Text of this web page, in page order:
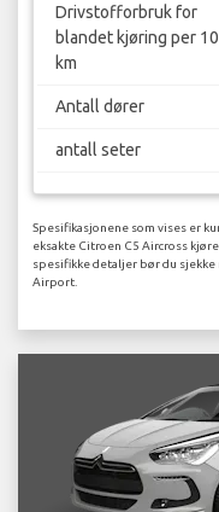
Drivstofforbruk for
blandet kjøring per
km
Antall dører
antall seter
Spesifikasjonene som vises er
eksakte Citroen C5 Aircross
spesifikke detaljer bør du
Airport.